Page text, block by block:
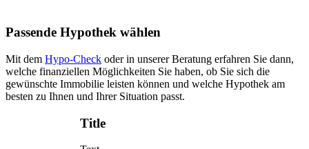
Passende Hypothek wählen
Mit dem Hypo-Check oder in unserer Beratung erfahren Sie dann,
welche finanziellen Möglichkeiten Sie haben, ob Sie sich die
gewünschte Immobilie leisten können und welche Hypothek am
besten zu Ihnen und Ihrer Situation passt.
Title